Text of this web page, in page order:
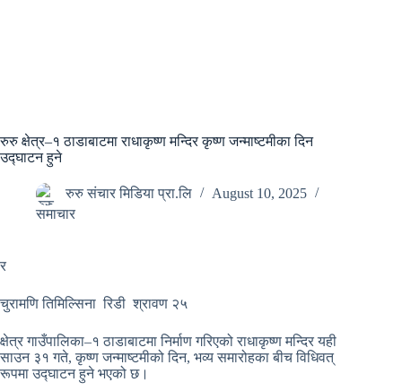
रुरु क्षेत्र–१ ठाडाबाटमा राधाकृष्ण मन्दिर कृष्ण जन्माष्टमीका दिन
उद्घाटन हुने
रुरु संचार मिडिया प्रा.लि
August 10, 2025
समाचार
र
चुरामणि तिमिल्सिना रिडी श्रावण २५
क्षेत्र गाउँपालिका–१ ठाडाबाटमा निर्माण गरिएको राधाकृष्ण मन्दिर यही
साउन ३१ गते, कृष्ण जन्माष्टमीको दिन, भव्य समारोहका बीच विधिवत्
रूपमा उद्घाटन हुने भएको छ।